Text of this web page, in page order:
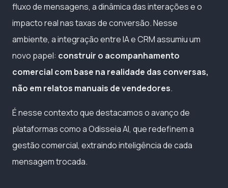
fluxo de mensagens, a dinâmica das interações e o
impacto real nas taxas de conversão. Nesse
ambiente, a integração entre IA e CRM assumiu um
novo papel: construir o acompanhamento
comercial com base na realidade das conversas,
não em relatos manuais de vendedores.
É nesse contexto que destacamos o avanço de
plataformas como a Odisseia AI, que redefinem a
gestão comercial, extraindo inteligência de cada
mensagem trocada.